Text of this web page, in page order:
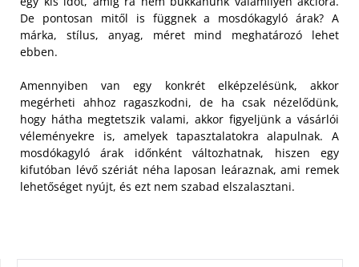
De pontosan mitől is függnek a mosdókagyló árak? A
márka, stílus, anyag, méret mind meghatározó lehet
ebben.
Amennyiben van egy konkrét elképzelésünk, akkor
megérheti ahhoz ragaszkodni, de ha csak nézelődünk,
hogy hátha megtetszik valami, akkor figyeljünk a vásárlói
véleményekre is, amelyek tapasztalatokra alapulnak. A
mosdókagyló árak időnként változhatnak, hiszen egy
kifutóban lévő szériát néha laposan leáraznak, ami remek
lehetőséget nyújt, és ezt nem szabad elszalasztani.